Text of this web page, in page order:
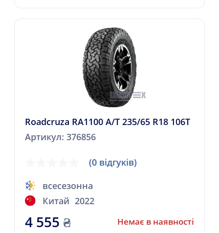
Roadcruza RA1100 A/T 235/65 R18 106T
Артикул: 376856
(0 відгуків)
всесезонна
Китай 2022
4 555 ₴ Немає в наявності